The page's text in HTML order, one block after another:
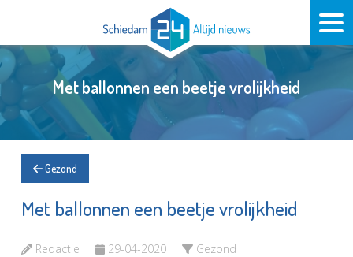
Met ballonnen een beetje vrolijkheid
Gezond
Met ballonnen een beetje vrolijkheid
Redactie 29-04-2020 Gezond